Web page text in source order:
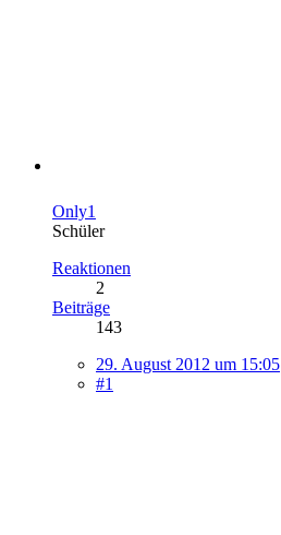
Only1
Schüler
Reaktionen
2
Beiträge
143
29. August 2012 um 15:05
#1